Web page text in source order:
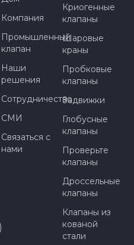
Существуют
различные размеры и
формы клапанов, и
каждый из них имеет
различные размеры,
функции и области
Компания
Промышленный
клапан
Наши
решения
Сотрудничество
СМИ
Связаться с
нами
Криогенные
клапаны
Шаровые
краны
Пробковые
клапаны
Задвижки
Глобусные
клапаны
Проверьте
клапаны
Дроссельные
клапаны
Клапаны из
кованой
стали